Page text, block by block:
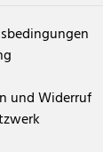
und Widerruf